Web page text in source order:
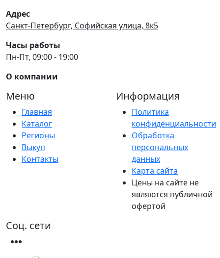
Адрес
Санкт-Петербург, Софийская улица, 8к5
Часы работы
Пн-Пт, 09:00 - 19:00
О компании
Меню
Главная
Каталог
Регионы
Выкуп
Контакты
Информация
Политика
конфиденциальности
Обработка
персональных
данных
Карта сайта
Цены на сайте не
являются публичной
офертой
Соц. сети